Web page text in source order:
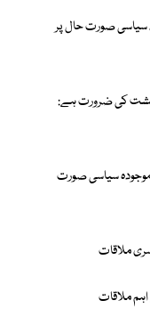
سیاسی صورت حال پر
کی ضرورت ہے:
سیاسی صورت
ملاقات
ملاقات